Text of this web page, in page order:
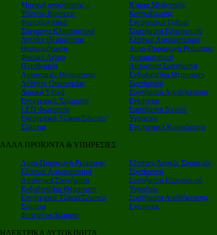
Μηχανή αναζήτησης –
Ψάχνεις-Βρίσκεις
Φωτοβολταϊκά
Σύγχρονα Κλιματιστικά
Αντλίες Θερμότητας
Θερμομόνωση
Φυσικό Αέριο
Ηλιοθερμία
Αυτονομίες Θέρμανσης
Λέβητες Οικονομίας
Δομικά Υλικά
Ενεργειακά Χρώματα
LED Φωτισμός
Ενεργειακά Τζάκια/Σόμπες/
Σώματα
Κτίρια Μηδενικής
Κατανάλωσης
Ενεργειακά Τζάμια
Συστήματα Εξαερισμού
Εξυπνοι Αυτοματισμοί
Αυτο-Παραγωγή Ρεύματος
Αυτοματισμοί
Αυτόνομα Συστήματα
Ενδοδαπέδια Θέρμανση
Συντήρηση
Συστήματα Αποθήκευσης
Ενέργειας
Συστήματα Νερού
Υγραέριο
Ενεργειακά Κουφώματα
ΑΛΛΑ ΠΡΟΪΟΝΤΑ & ΥΠΗΡΕΣΙΕΣ
Αυτο-Παραγωγή Ρεύματος
Εξυπνοι Αυτοματισμοί
Αυτόνομα Συστήματα
Ενδοδαπέδια Θέρμανση
Ενεργειακά Τζάκια/Σόμπες/
Σώματα
Φυτεμένα Δώματα
Εξυπνες Λευκές Συσκευές
Συντήρηση
Συστήματα Εξαερισμού
Υγραέριο
Συστήματα Αποθήκευσης
Ενέργειας
ΗΛΕΚΤΡΙΚΑ ΑΥΤΟΚΙΝΗΤΑ